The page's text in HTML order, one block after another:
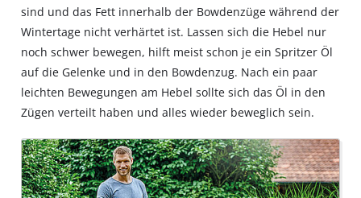
sind und das Fett innerhalb der Bowdenzüge während der
Wintertage nicht verhärtet ist. Lassen sich die Hebel nur
noch schwer bewegen, hilft meist schon je ein Spritzer Öl
auf die Gelenke und in den Bowdenzug. Nach ein paar
leichten Bewegungen am Hebel sollte sich das Öl in den
Zügen verteilt haben und alles wieder beweglich sein.